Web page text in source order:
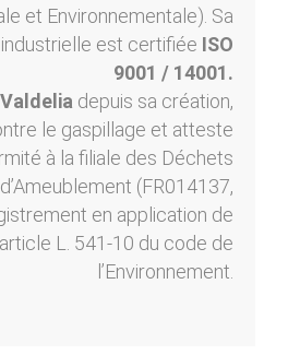
et Environnementale). Sa
est certifiée ISO
9001 / 14001.
Valdelia depuis sa création,
le gaspillage et atteste
à la filiale des Déchets
(FR014137,
en application de
L. 541-10 du code de
l’Environnement.